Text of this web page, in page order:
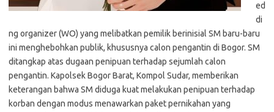
ed
di
ng organizer (WO) yang melibatkan pemilik berinisial SM baru-baru
ini menghebohkan publik, khususnya calon pengantin di Bogor. SM
ditangkap atas dugaan penipuan terhadap sejumlah calon
pengantin. Kapolsek Bogor Barat, Kompol Sudar, memberikan
keterangan bahwa SM diduga kuat melakukan penipuan terhadap
korban dengan modus menawarkan paket pernikahan yang